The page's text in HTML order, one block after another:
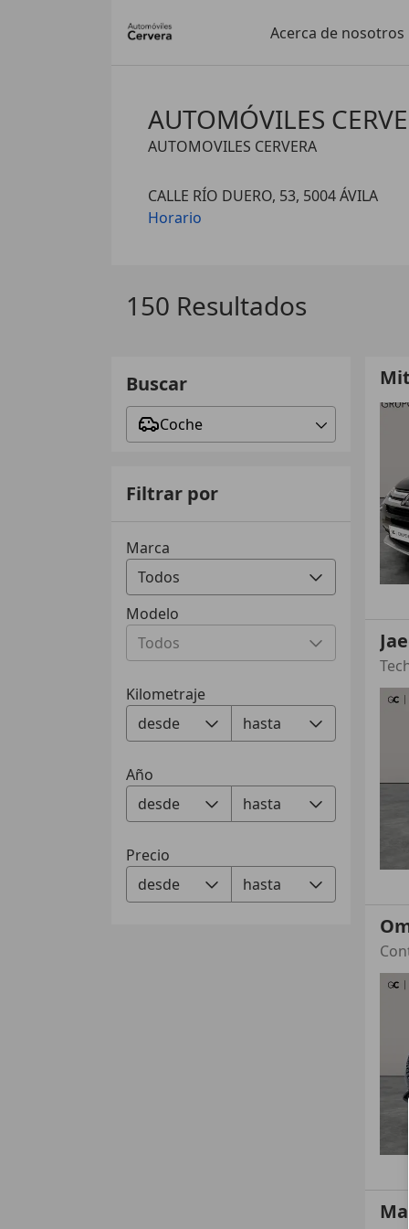
Acerca de nosotros
AUTOMÓVILES
AUTOMOVILES CERVERA
CALLE RÍO DUERO, 53, 5004 ÁVILA
Horario
150 Resultados
Buscar
Coche
Filtrar por
Marca
Modelo
Kilometraje
Año
Precio